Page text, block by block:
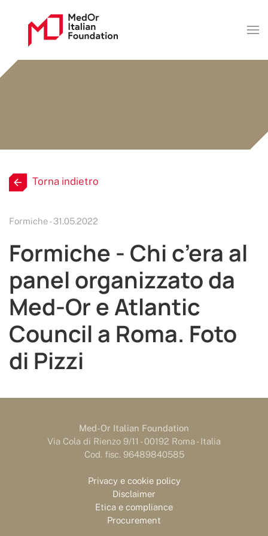
Torna indietro
Formiche - 31.05.2022
Formiche - Chi c’era al
panel organizzato da
Med-Or e Atlantic
Council a Roma. Foto
di Pizzi
Med-Or Italian Foundation
Via Cola di Rienzo 9/11 - 00192 Roma - Italia
Cod. fisc. 96489840585
Privacy e cookie policy
Disclaimer
Etica e compliance
Procurement